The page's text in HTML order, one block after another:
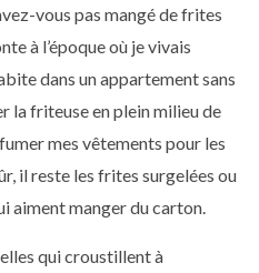
vous pas mangé de frites
à l’époque où je vivais
dans un appartement sans
la friteuse en plein milieu de
mes vêtements pour les
il reste les frites surgelées ou
aiment manger du carton.
qui croustillent à